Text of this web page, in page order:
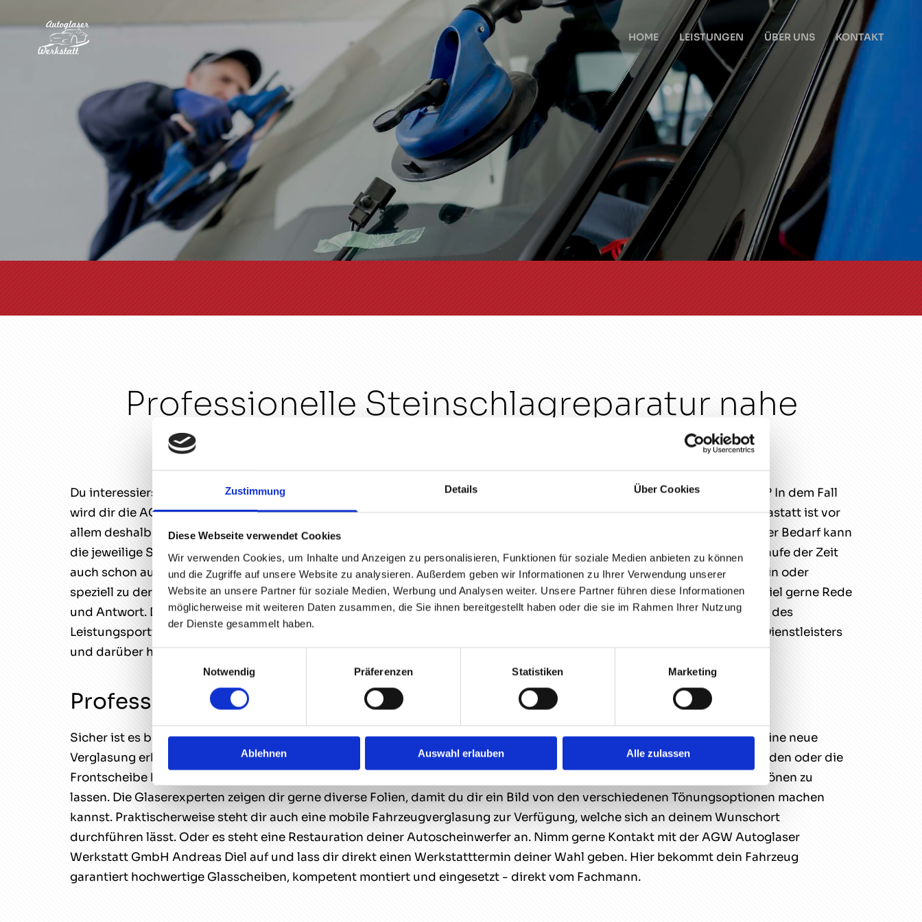
Zustimmung Details Über Cookies
Diese Webseite verwendet Cookies
Wir verwenden Cookies, um Inhalte und Anzeigen zu personalisieren, Funktionen für soziale Medien anbieten zu können
und die Zugriffe auf unsere Website zu analysieren. Außerdem geben wir Informationen zu Ihrer Verwendung unserer
Website an unsere Partner für soziale Medien, Werbung und Analysen weiter. Unsere Partner führen diese Informationen
möglicherweise mit weiteren Daten zusammen, die Sie ihnen bereitgestellt haben oder die sie im Rahmen Ihrer Nutzung
der Dienste gesammelt haben.
Einwilligungsauswahl
Notwendig
Präferenzen Statistiken Marketing
Ablehnen Auswahl erlauben Alle zulassen
HOME LEISTUNGEN ÜBER UNS KONTAKT
Professionelle Steinschlagreparatur nahe
Du interessierst dich für eine Steinschlagreparatur nahe Rastatt oder für eine andere Dienstleistung bezüglich Autoglas? In dem Fall
wird dir die AGW Autoglaser Werkstatt GmbH Andreas Diel direkt weiterhelfen können. Eine Steinschlagreparatur bei Rastatt ist vor
allem deshalb sehr effektiv für dich, weil nicht gleich die ganze Scheibe ausgetauscht werden muss. Je nach Affinität oder Bedarf kann
die jeweilige Scheibe natürlich nicht nur repariert, sondern auch erneuert und/oder getönt werden. Sicher ist es dir im Laufe der Zeit
auch schon aufgefallen: Autoscheibe ist nicht unbedingt gleich Autoscheibe. Hast du Fragen zur Dienstleistung allgemein oder
speziell zu der einen oder anderen Tönungsart, stehen dir die Experten der AGW Autoglaser Werkstatt GmbH Andreas Diel gerne Rede
und Antwort. Du wirst es sicher zu schätzen wissen, dass du es hier mit Autoglaser-Vollprofis zu tun hast und im Rahmen des
Leistungsportfolios keinerlei Abstriche zu machen brauchst. Dafür sorgen zum einen die über 20 Jahren Erfahrung des Dienstleisters
und darüber hinaus das große Engagement der Autoglaser.
Professionelle Verglasung für KFZ und LKW
Sicher ist es bezüglich einer Fahrzeugverglasung interessant für dich, dass sowohl herkömmliche Autos als auch LKWs eine neue
Verglasung erhalten können. Hier kommt es ganz auf deinen Bedarf an. Zum Beispiel muss die Heckscheibe erneuert werden oder die
Frontscheibe benötigt eine Steinschlagreparatur. Oder du hast zusätzlich oder alternativ den Wunsch, deine Scheiben tönen zu
lassen. Die Glaserexperten zeigen dir gerne diverse Folien, damit du dir ein Bild von den verschiedenen Tönungsoptionen machen
kannst. Praktischerweise steht dir auch eine mobile Fahrzeugverglasung zur Verfügung, welche sich an deinem Wunschort
durchführen lässt. Oder es steht eine Restauration deiner Autoscheinwerfer an. Nimm gerne Kontakt mit der AGW Autoglaser
Werkstatt GmbH Andreas Diel auf und lass dir direkt einen Werkstatttermin deiner Wahl geben. Hier bekommt dein Fahrzeug
garantiert hochwertige Glasscheiben, kompetent montiert und eingesetzt - direkt vom Fachmann.